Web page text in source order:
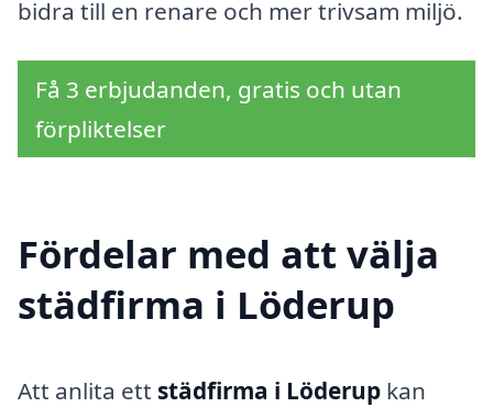
bidra till en renare och mer trivsam miljö.
Få 3 erbjudanden, gratis och utan
förpliktelser
Fördelar med att välja
städfirma i Löderup
Att anlita ett städfirma i Löderup kan